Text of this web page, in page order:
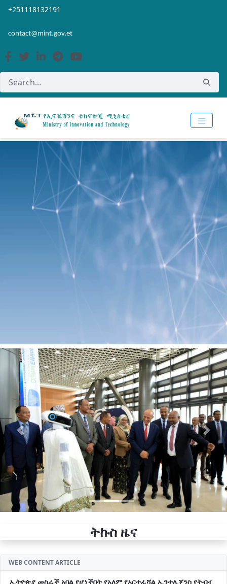
Skip to Main Content
Open Accessibility Menu
+251118132191
contact@mint.gov.et
Previous Next
ትኩስ ዜና
WEB CONTENT ARTICLE
ኢትዮጵያ መስራች አባል የሆነችበት የአለም የአርተፊሻል ኢንተሊጀንስ የትብብር